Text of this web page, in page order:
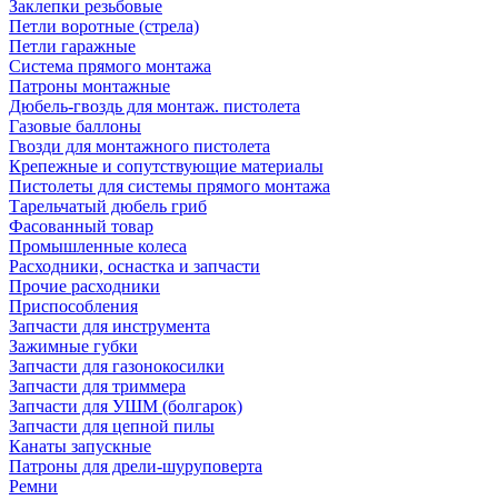
Заклепки резьбовые
Петли воротные (стрела)
Петли гаражные
Система прямого монтажа
Патроны монтажные
Дюбель-гвоздь для монтаж. пистолета
Газовые баллоны
Гвозди для монтажного пистолета
Крепежные и сопутствующие материалы
Пистолеты для системы прямого монтажа
Тарельчатый дюбель гриб
Фасованный товар
Промышленные колеса
Расходники, оснастка и запчасти
Прочие расходники
Приспособления
Запчасти для инструмента
Зажимные губки
Запчасти для газонокосилки
Запчасти для триммера
Запчасти для УШМ (болгарок)
Запчасти для цепной пилы
Канаты запускные
Патроны для дрели-шуруповерта
Ремни